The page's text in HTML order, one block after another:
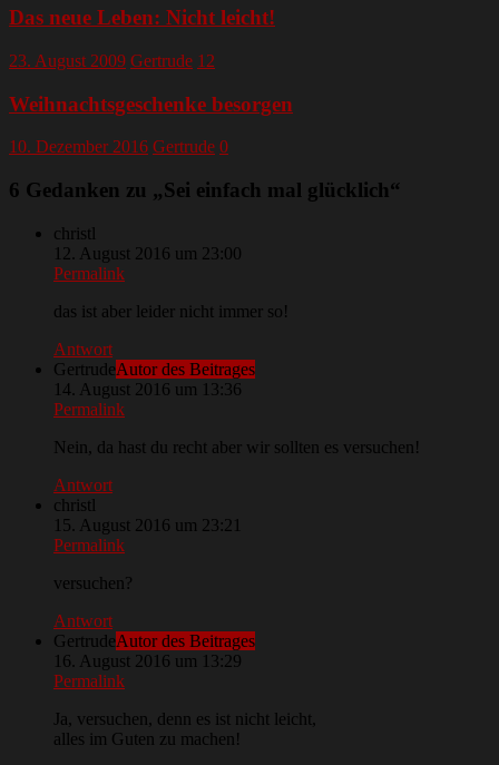
Das neue Leben: Nicht leicht!
23. August 2009 Gertrude 12
Weihnachtsgeschenke besorgen
10. Dezember 2016 Gertrude 0
6 Gedanken zu „Sei einfach mal glücklich“
christl
12. August 2016 um 23:00
Permalink
das ist aber leider nicht immer so!
Antwort
GertrudeAutor des Beitrages
14. August 2016 um 13:36
Permalink
Nein, da hast du recht aber wir sollten es versuchen!
Antwort
christl
15. August 2016 um 23:21
Permalink
versuchen?
Antwort
GertrudeAutor des Beitrages
16. August 2016 um 13:29
Permalink
Ja, versuchen, denn es ist nicht leicht,
alles im Guten zu machen!